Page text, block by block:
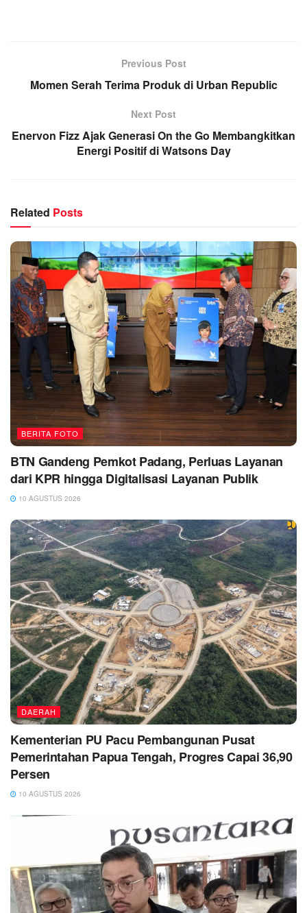
Previous Post
Momen Serah Terima Produk di Urban Republic
Next Post
Enervon Fizz Ajak Generasi On the Go Membangkitkan
Energi Positif di Watsons Day
Related Posts
BERITA FOTO
BTN Gandeng Pemkot Padang, Perluas Layanan
dari KPR hingga Digitalisasi Layanan Publik
10 AGUSTUS 2026
DAERAH
Kementerian PU Pacu Pembangunan Pusat
Pemerintahan Papua Tengah, Progres Capai 36,90
Persen
10 AGUSTUS 2026